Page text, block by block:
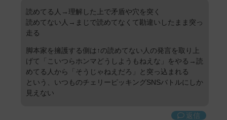
読めてる人→理解した上で矛盾や穴を突く
読めてない人→まじで読めてなくて勘違いしたまま突っ
走る
脚本家を擁護する側は↑の読めてない人の発言を取り上
げて「こいつらホンマどうしようもねえな」をやる→読
めてる人から「そうじゃねえだろ」と突っ込まれる
という、いつものチェリーピッキングSNSバトルにしか
見えない
返信